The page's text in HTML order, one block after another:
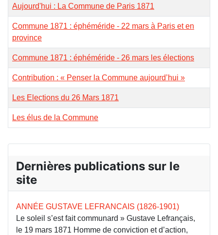
Aujourd'hui : La Commune de Paris 1871
Commune 1871 : éphéméride - 22 mars à Paris et en
province
Commune 1871 : éphéméride - 26 mars les élections
Contribution : « Penser la Commune aujourd’hui »
Les Elections du 26 Mars 1871
Les élus de la Commune
Dernières publications sur le
site
ANNÉE GUSTAVE LEFRANCAIS (1826-1901)
Le soleil s’est fait communard » Gustave Lefrançais,
le 19 mars 1871 Homme de conviction et d’action,